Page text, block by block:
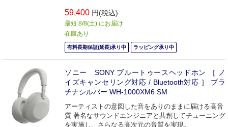
59,400 円(税込)
最短 8/8(土) にお届け
在庫あり
有料長期保証(延長)承り中 ラッピング承り中
ソニー SONY ブルートゥースヘッドホン ［ ノ
イズキャンセリング対応 / Bluetooth対応 ］ プラ
チナシルバー WH-1000XM6 SM
アーティストの意図した音をありのままに届ける高音
質 著名なサウンドエンジニアと共創してチューニング
を実施し、さらなる高次元の音質を実現。